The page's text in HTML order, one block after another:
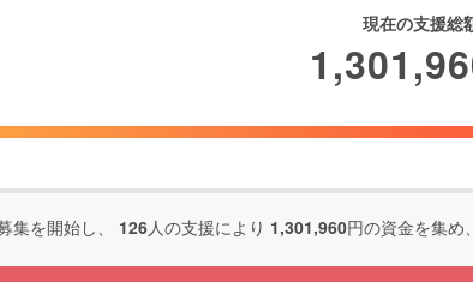
現在の支援総
集を開始し、 126人の支援により 1,301,960円の資金を集め、